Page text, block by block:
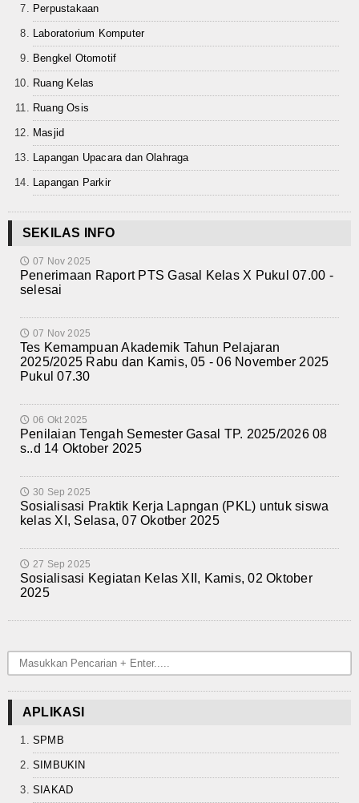
Perpustakaan
Laboratorium Komputer
Bengkel Otomotif
Ruang Kelas
Ruang Osis
Masjid
Lapangan Upacara dan Olahraga
Lapangan Parkir
SEKILAS INFO
🕔 07 Nov 2025
Penerimaan Raport PTS Gasal Kelas X Pukul 07.00 -
selesai
🕔 07 Nov 2025
Tes Kemampuan Akademik Tahun Pelajaran
2025/2025 Rabu dan Kamis, 05 - 06 November 2025
Pukul 07.30
🕔 06 Okt 2025
Penilaian Tengah Semester Gasal TP. 2025/2026 08
s..d 14 Oktober 2025
🕔 30 Sep 2025
Sosialisasi Praktik Kerja Lapngan (PKL) untuk siswa
kelas XI, Selasa, 07 Okotber 2025
🕔 27 Sep 2025
Sosialisasi Kegiatan Kelas XII, Kamis, 02 Oktober
2025
APLIKASI
SPMB
SIMBUKIN
SIAKAD